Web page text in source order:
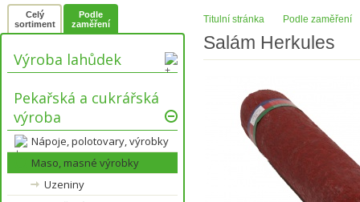
Titulní stránka Podle zaměření
Salám Herkules
Celý
sortiment
Podle
zaměření
Výroba lahůdek
Pekařská a cukrářská
výroba
Nápoje, polotovary, výrobky
Maso, masné výrobky
Uzeniny